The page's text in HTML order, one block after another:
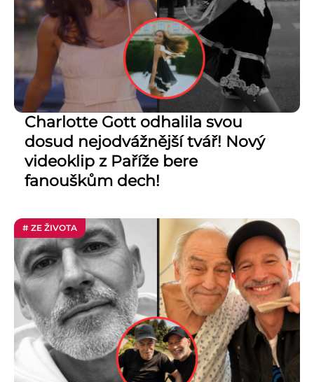
Charlotte Gott odhalila svou
dosud nejodvážnější tvář! Nový
videoklip z Paříže bere
fanouškům dech!
# ZE ŽIVOTA